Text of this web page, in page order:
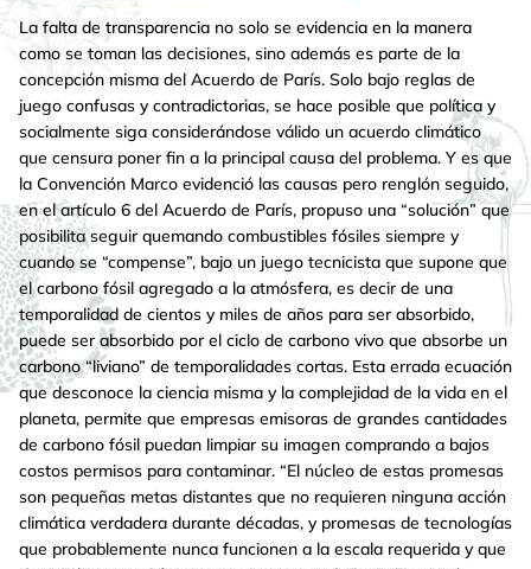
La falta de transparencia no solo se evidencia en la manera
como se toman las decisiones, sino además es parte de la
concepción misma del Acuerdo de París. Solo bajo reglas de
juego confusas y contradictorias, se hace posible que política y
socialmente siga considerándose válido un acuerdo climático
que censura poner fin a la principal causa del problema. Y es que
la Convención Marco evidenció las causas pero renglón seguido,
en el artículo 6 del Acuerdo de París, propuso una “solución” que
posibilita seguir quemando combustibles fósiles siempre y
cuando se “compense”, bajo un juego tecnicista que supone que
el carbono fósil agregado a la atmósfera, es decir de una
temporalidad de cientos y miles de años para ser absorbido,
puede ser absorbido por el ciclo de carbono vivo que absorbe un
carbono “liviano” de temporalidades cortas. Esta errada ecuación
que desconoce la ciencia misma y la complejidad de la vida en el
planeta, permite que empresas emisoras de grandes cantidades
de carbono fósil puedan limpiar su imagen comprando a bajos
costos permisos para contaminar. “El núcleo de estas promesas
son pequeñas metas distantes que no requieren ninguna acción
climática verdadera durante décadas, y promesas de tecnologías
que probablemente nunca funcionen a la escala requerida y que